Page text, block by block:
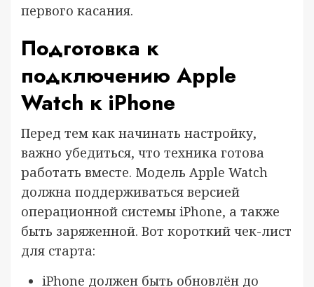
первого касания.
Подготовка к
подключению Apple
Watch к iPhone
Перед тем как начинать настройку,
важно убедиться, что техника готова
работать вместе. Модель Apple Watch
должна поддерживаться версией
операционной системы iPhone, а также
быть заряженной. Вот короткий чек-лист
для старта:
iPhone должен быть обновлён до